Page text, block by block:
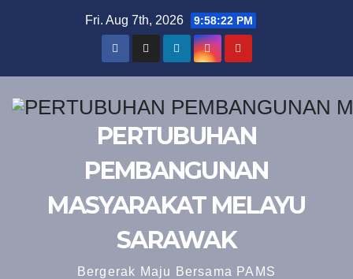
Fri. Aug 7th, 2026 9:58:23 PM
PERTUBUHAN
PEMBANGUNAN
MASYARAKAT MELAYU
SARAWAK
Bergerak Maju Bersama PAMS